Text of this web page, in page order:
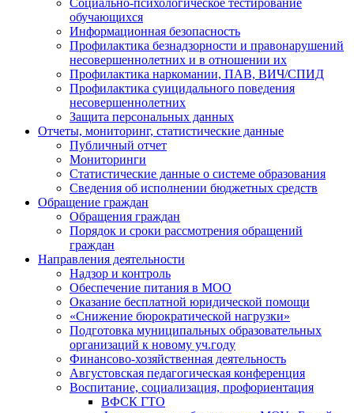
Социально-психологическое тестирование
обучающихся
Информационная безопасность
Профилактика безнадзорности и правонарушений
несовершеннолетних и в отношении их
Профилактика наркомании, ПАВ, ВИЧ/СПИД
Профилактика суицидального поведения
несовершеннолетних
Защита персональных данных
Отчеты, мониторинг, статистические данные
Публичный отчет
Мониторинги
Статистические данные о системе образования
Сведения об исполнении бюджетных средств
Обращение граждан
Обращения граждан
Порядок и сроки рассмотрения обращений
граждан
Направления деятельности
Надзор и контроль
Обеспечение питания в МОО
Оказание бесплатной юридической помощи
«Снижение бюрократической нагрузки»
Подготовка муниципальных образовательных
организаций к новому уч.году
Финансово-хозяйственная деятельность
Августовская педагогическая конференция
Воспитание, социализация, профориентация
ВФСК ГТО